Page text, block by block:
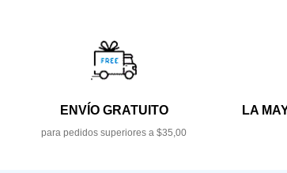
ENVÍO GRATUITO
para pedidos superiores a $35,00
LA